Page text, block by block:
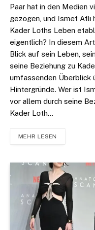
Paar hat in den Medien
gezogen, und Ismet Atlı
Kader Loths Leben
eigentlich? In diesem
Blick auf sein Leben,
seine Beziehung zu
umfassenden Überblick
Hintergründe. Wer ist
vor allem durch seine
Kader Loth…
MEHR LESEN